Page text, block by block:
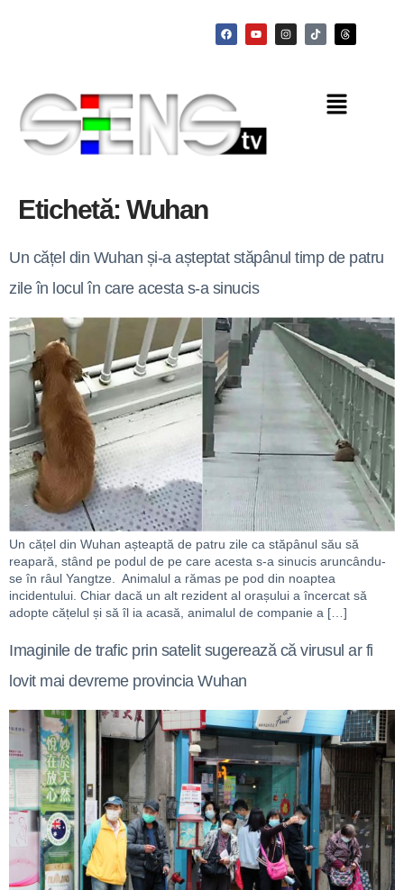
Etichetă: Wuhan
Un cățel din Wuhan și-a așteptat stăpânul timp de patru
zile în locul în care acesta s-a sinucis
Un cățel din Wuhan așteaptă de patru zile ca stăpânul său să
reapară, stând pe podul de pe care acesta s-a sinucis aruncându-
se în râul Yangtze. Animalul a rămas pe pod din noaptea
incidentului. Chiar dacă un alt rezident al orașului a încercat să
adopte cățelul și să îl ia acasă, animalul de companie a […]
Imaginile de trafic prin satelit sugerează că virusul ar fi
lovit mai devreme provincia Wuhan